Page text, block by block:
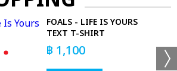
FOALS - LIFE IS YOURS
TEXT T-SHIRT
฿ 1,100